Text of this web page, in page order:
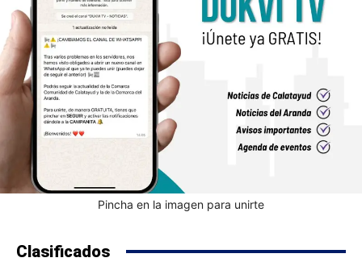
Pincha en la imagen para unirte
Clasificados